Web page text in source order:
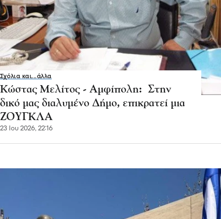
Σχόλια και...άλλα
Κώστας Μελίτος - Αμφίπολη: Στην
δικό μας διαλυμένο Δήμο, επικρατεί μια
ΖΟΥΓΚΛΑ
23 Ιου 2026, 22:16